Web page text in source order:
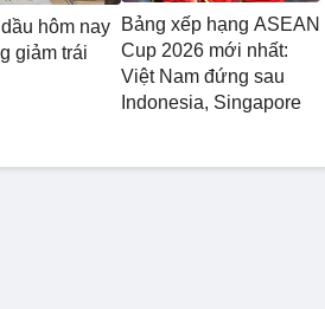
hôm nay
giảm trái
Bảng xếp hạng ASEAN
Cup 2026 mới nhất:
Việt Nam đứng sau
Indonesia, Singapore